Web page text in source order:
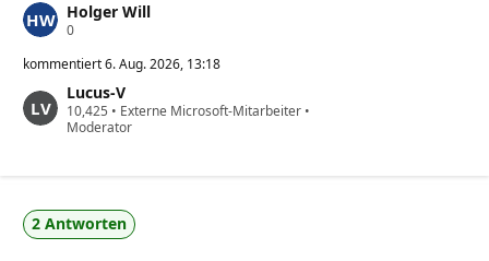
e
Holger Will
0Z
v
r
l
ä
k
e
i
kommentiert6. Aug. 2026, 13:18
Lucus-V
10,425 Z
u
ä
s
s
• Externe Microsoft-Mitarbeiter •
Moderator
2 Antworten